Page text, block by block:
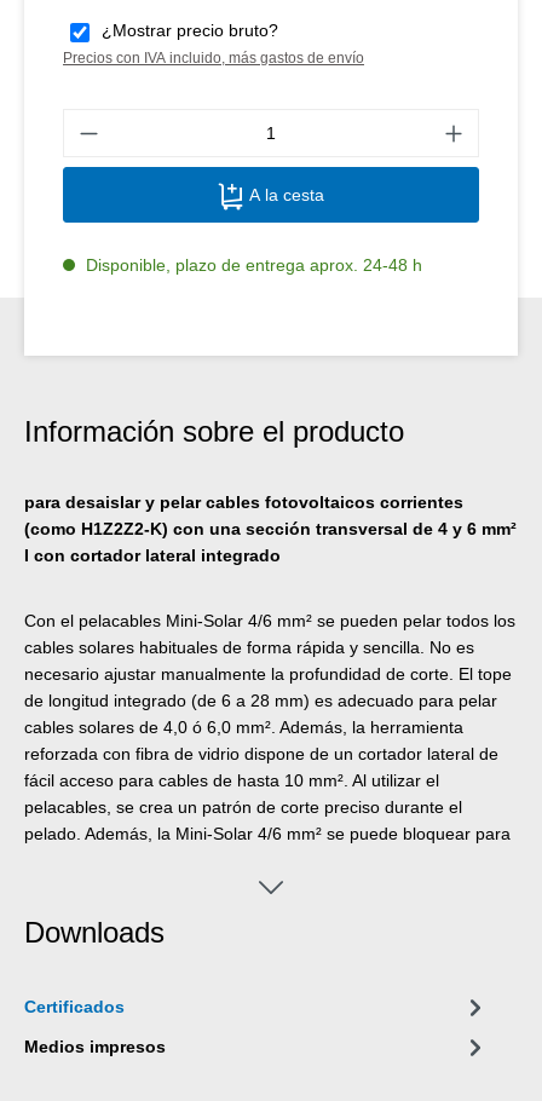
¿Mostrar precio bruto?
Precios con IVA incluido, más gastos de envío
A la cesta
Disponible, plazo de entrega aprox. 24-48 h
Información sobre el producto
para desaislar y pelar cables fotovoltaicos corrientes
(como H1Z2Z2-K) con una sección transversal de 4 y 6 mm²
I con cortador lateral integrado
Con el pelacables Mini-Solar 4/6 mm² se pueden pelar todos los
cables solares habituales de forma rápida y sencilla. No es
necesario ajustar manualmente la profundidad de corte. El tope
de longitud integrado (de 6 a 28 mm) es adecuado para pelar
cables solares de 4,0 ó 6,0 mm². Además, la herramienta
reforzada con fibra de vidrio dispone de un cortador lateral de
fácil acceso para cables de hasta 10 mm². Al utilizar el
pelacables, se crea un patrón de corte preciso durante el
pelado. Además, la Mini-Solar 4/6 mm² se puede bloquear para
Downloads
Certificados
Medios impresos